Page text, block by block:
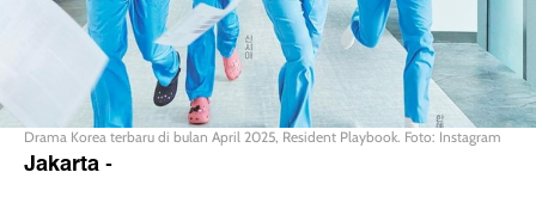
Drama Korea terbaru di bulan April 2025, Resident Playbook. Foto: Instagram
Jakarta-